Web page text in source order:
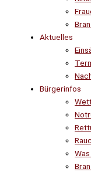
Aktuelles
Bürgerinfos